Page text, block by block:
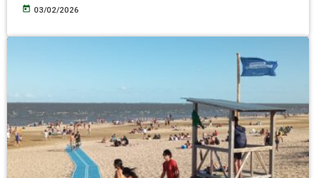
today 03/02/2026